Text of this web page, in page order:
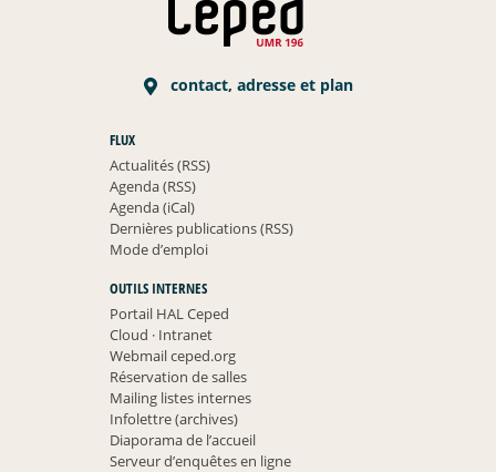
contact, adresse et plan
FLUX
Actualités (RSS)
Agenda (RSS)
Agenda (iCal)
Dernières publications (RSS)
Mode d’emploi
OUTILS INTERNES
Portail HAL Ceped
Cloud ·Intranet
Webmail ceped.org
Réservation de salles
Mailing listes internes
Infolettre (archives)
Diaporama de l’accueil
Serveur d’enquêtes en ligne